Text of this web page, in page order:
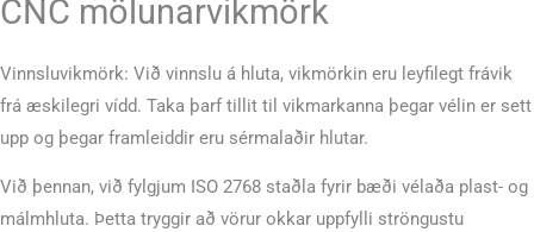
CNC mölunarvikmörk
Vinnsluvikmörk: Við vinnslu á hluta, vikmörkin eru leyfilegt frávik
frá æskilegri vídd. Taka þarf tillit til vikmarkanna þegar vélin er sett
upp og þegar framleiddir eru sérmalaðir hlutar.
Við þennan, við fylgjum ISO 2768 staðla fyrir bæði vélaða plast- og
málmhluta. Þetta tryggir að vörur okkar uppfylli ströngustu